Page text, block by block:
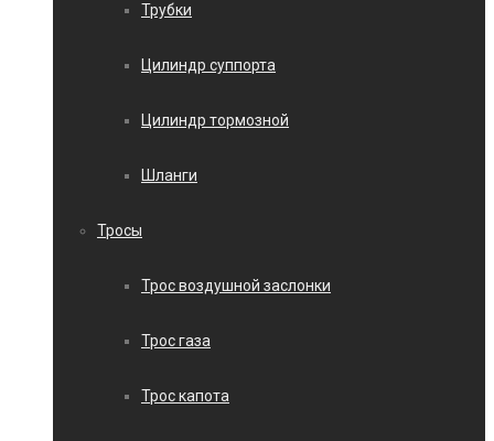
Трубки
Цилиндр суппорта
Цилиндр тормозной
Шланги
Тросы
Трос воздушной заслонки
Трос газа
Трос капота